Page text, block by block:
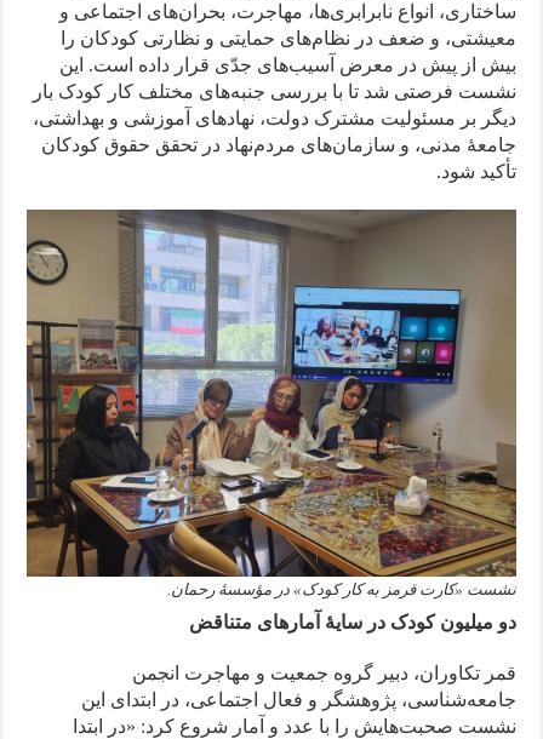
ساختاری، انواع نابرابری‌ها، مهاجرت، بحران‌های اجتماعی و
معیشتی، و ضعف در نظام‌های حمایتی و نظارتی کودکان را
بیش از پیش در معرض آسیب‌های جدّی قرار داده است. این
نشست فرصتی شد تا با بررسی جنبه‌های مختلف کار کودک بار
دیگر بر مسئولیت مشترک دولت، نهادهای آموزشی و بهداشتی،
جامعهٔ مدنی، و سازمان‌های مردم‌نهاد در تحقق حقوق کودکان
تأکید شود.
نشست «کارت قرمز به کار کودک» در مؤسسهٔ رحمان.
دو میلیون کودک در سایهٔ آمارهای متناقض
قمر تکاوران، دبیر گروه جمعیت و مهاجرت انجمن
جامعه‌شناسی، پژوهشگر و فعال اجتماعی، در ابتدای این
نشست صحبت‌هایش را با عدد و آمار شروع کرد: «در ابتدا